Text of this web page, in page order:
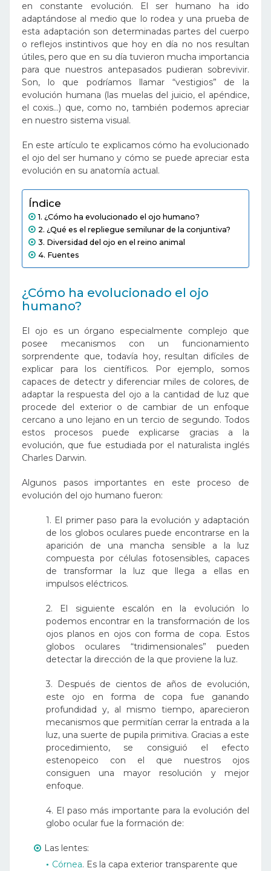
en constante evolución. El ser humano ha ido
adaptándose al medio que lo rodea y una prueba de
esta adaptación son determinadas partes del cuerpo
o reflejos instintivos que hoy en día no nos resultan
útiles, pero que en su día tuvieron mucha importancia
para que nuestros antepasados pudieran sobrevivir.
Son, lo que podríamos llamar “vestigios” de la
evolución humana (las muelas del juicio, el apéndice,
el coxis…) que, como no, también podemos apreciar
en nuestro sistema visual.
En este artículo te explicamos cómo ha evolucionado
el ojo del ser humano y cómo se puede apreciar esta
evolución en su anatomía actual.
Índice
¿Cómo ha evolucionado el ojo humano?
¿Qué es el repliegue semilunar de la conjuntiva?
Diversidad del ojo en el reino animal
Fuentes
¿Cómo ha evolucionado el ojo
humano?
El ojo es un órgano especialmente complejo que
posee mecanismos con un funcionamiento
sorprendente que, todavía hoy, resultan difíciles de
explicar para los científicos. Por ejemplo, somos
capaces de detectr y diferenciar miles de colores, de
adaptar la respuesta del ojo a la cantidad de luz que
procede del exterior o de cambiar de un enfoque
cercano a uno lejano en un tercio de segundo. Todos
estos procesos puede explicarse gracias a la
evolución, que fue estudiada por el naturalista inglés
Charles Darwin.
Algunos pasos importantes en este proceso de
evolución del ojo humano fueron:
1. El primer paso para la evolución y adaptación
de los globos oculares puede encontrarse en la
aparición de una mancha sensible a la luz
compuesta por células fotosensibles, capaces
de transformar la luz que llega a ellas en
impulsos eléctricos.
2. El siguiente escalón en la evolución lo
podemos encontrar en la transformación de los
ojos planos en ojos con forma de copa. Estos
globos oculares “tridimensionales” pueden
detectar la dirección de la que proviene la luz.
3. Después de cientos de años de evolución,
este ojo en forma de copa fue ganando
profundidad y, al mismo tiempo, aparecieron
mecanismos que permitían cerrar la entrada a la
luz, una suerte de pupila primitiva. Gracias a este
procedimiento, se consiguió el efecto
estenopeico con el que nuestros ojos
consiguen una mayor resolución y mejor
enfoque.
4. El paso más importante para la evolución del
globo ocular fue la formación de:
Las lentes:
Córnea. Es la capa exterior transparente que